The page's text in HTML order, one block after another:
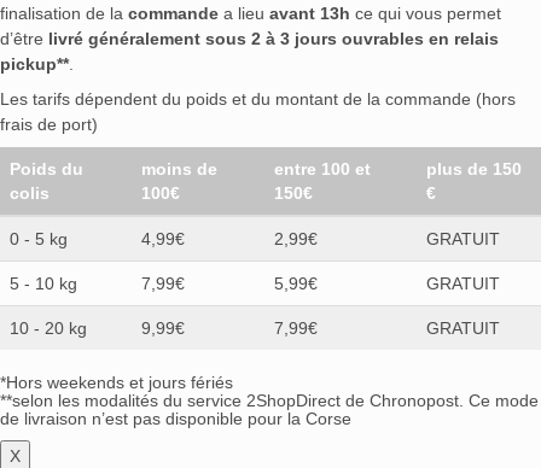
finalisation de la commande a lieu avant 13h ce qui vous permet
d’être livré généralement sous 2 à 3 jours ouvrables en relais
pickup**.
Les tarifs dépendent du poids et du montant de la commande (hors
frais de port)
Poids du
colis
moins de
100€
entre 100 et
150€
plus de 150
€
0 - 5 kg 4,99€ 2,99€ GRATUIT
5 - 10 kg 7,99€ 5,99€ GRATUIT
10 - 20 kg 9,99€ 7,99€ GRATUIT
*Hors weekends et jours fériés
**selon les modalités du service 2ShopDirect de Chronopost. Ce mode
de livraison n’est pas disponible pour la Corse
X